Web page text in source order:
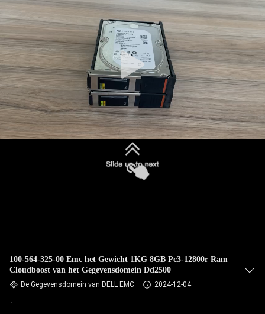
100-564-325-00 Emc het Gewicht 1KG 8GB Pc3-12800r Ram
Cloudboost van het Gegevensdomein Dd2500
De Gegevensdomein van DELL EMC 2024-12-04